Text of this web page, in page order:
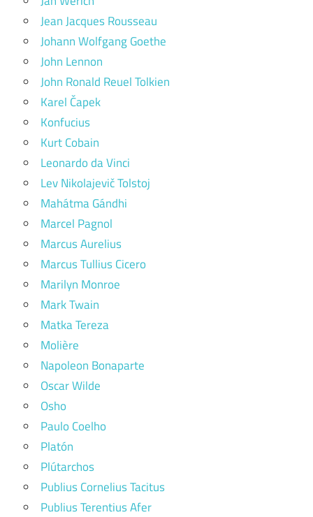
Jean Jacques Rousseau
Johann Wolfgang Goethe
John Lennon
John Ronald Reuel Tolkien
Karel Čapek
Konfucius
Kurt Cobain
Leonardo da Vinci
Lev Nikolajevič Tolstoj
Mahátma Gándhi
Marcel Pagnol
Marcus Aurelius
Marcus Tullius Cicero
Marilyn Monroe
Mark Twain
Matka Tereza
Molière
Napoleon Bonaparte
Oscar Wilde
Osho
Paulo Coelho
Platón
Plútarchos
Publius Cornelius Tacitus
Publius Terentius Afer